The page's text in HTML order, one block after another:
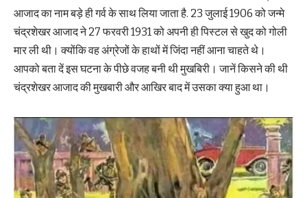
आजाद का नाम बड़े ही गर्व के साथ लिया जाता है. 23 जुलाई 1906 को जन्मे
चंद्रशेखर आजाद ने 27 फरवरी 1931 को अपनी ही पिस्टल से खुद को गोली
मार ली थी। क्योंकि वह अंग्रेजों के हाथों में जिंदा नहीं आना चाहते थे।
आपको बता दें इस घटना के पीछे वजह बनी थी मुखबिरी। जानें किसने की थी
चंद्रशेखर आजाद की मुखबारी और आखिर बाद में उसका क्या हुआ था।